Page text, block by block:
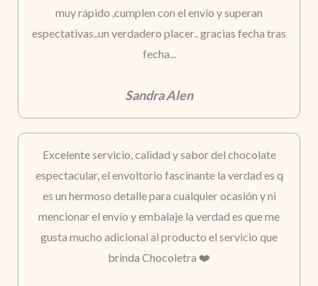
muy rápido ,cumplen con el envío y superan
espectativas..un verdadero placer.. gracias fecha tras
fecha...
Sandra Alen
Excelente servicio, calidad y sabor del chocolate
espectacular, el envoltorio fascinante la verdad es q
es un hermoso detalle para cualquier ocasión y ni
mencionar el envío y embalaje la verdad es que me
gusta mucho adicional al producto el servicio que
brinda Chocoletra ❤️